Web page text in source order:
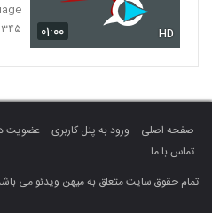
۰۱:۰۰ HD
۳۴۵ بازدید
صفحه اصلی ورود به پنل کاربری عضویت
تماس با ما
تمام حقوق سایت متعلق به میهن ویدئو می